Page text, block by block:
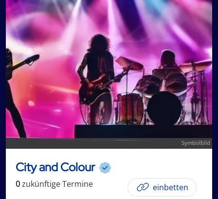
Symbolbild
City and Colour
0zukünftigeTermine einbetten